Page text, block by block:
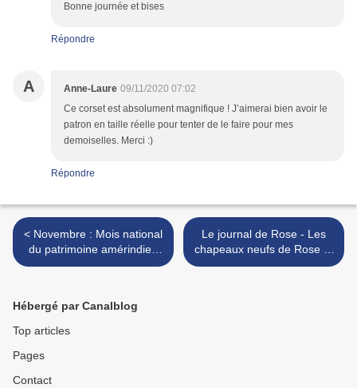
Bonne journée et bises
Répondre
A Anne-Laure 09/11/2020 07:02
Ce corset est absolument magnifique ! J’aimerai bien avoir le
patron en taille réelle pour tenter de le faire pour mes
demoiselles. Merci :)
Répondre
< Novembre : Mois national
du patrimoine amérindien
(aux USA)
Le journal de Rose - Les
chapeaux neufs de Rose et
Liliane >
Hébergé par Canalblog
Top articles
Pages
Contact